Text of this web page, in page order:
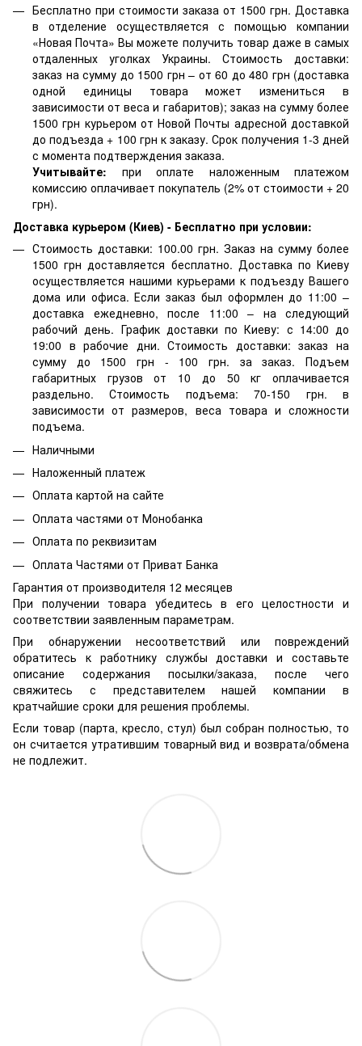
Бесплатно при стоимости заказа от 1500 грн. Доставка
в отделение осуществляется с помощью компании
«Новая Почта» Вы можете получить товар даже в самых
отдаленных уголках Украины. Стоимость доставки:
заказ на сумму до 1500 грн – от 60 до 480 грн (доставка
одной единицы товара может измениться в
зависимости от веса и габаритов); заказ на сумму более
1500 грн курьером от Новой Почты адресной доставкой
до подъезда + 100 грн к заказу. Срок получения 1-3 дней
с момента подтверждения заказа.
Учитывайте: при оплате наложенным платежом
комиссию оплачивает покупатель (2% от стоимости + 20
грн).
Доставка курьером (Киев) - Бесплатно при условии:
Стоимость доставки: 100.00 грн. Заказ на сумму более
1500 грн доставляется бесплатно. Доставка по Киеву
осуществляется нашими курьерами к подъезду Вашего
дома или офиса. Если заказ был оформлен до 11:00 –
доставка ежедневно, после 11:00 – на следующий
рабочий день. График доставки по Киеву: с 14:00 до
19:00 в рабочие дни. Стоимость доставки: заказ на
сумму до 1500 грн - 100 грн. за заказ. Подъем
габаритных грузов от 10 до 50 кг оплачивается
раздельно. Стоимость подъема: 70-150 грн. в
зависимости от размеров, веса товара и сложности
подъема.
Наличными
Наложенный платеж
Оплата картой на сайте
Оплата частями от Монобанка
Оплата по реквизитам
Оплата Частями от Приват Банка
Гарантия от производителя 12 месяцев
При получении товара убедитесь в его целостности и
соответствии заявленным параметрам.
При обнаружении несоответствий или повреждений
обратитесь к работнику службы доставки и составьте
описание содержания посылки/заказа, после чего
свяжитесь с представителем нашей компании в
кратчайшие сроки для решения проблемы.
Если товар (парта, кресло, стул) был собран полностью, то
он считается утратившим товарный вид и возврата/обмена
не подлежит.